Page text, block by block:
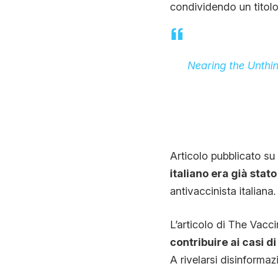
condividendo un
Nearing the
Articolo pubblicato
italiano era già
antivaccinista italiana.
L’articolo di The
contribuire ai casi
A rivelarsi